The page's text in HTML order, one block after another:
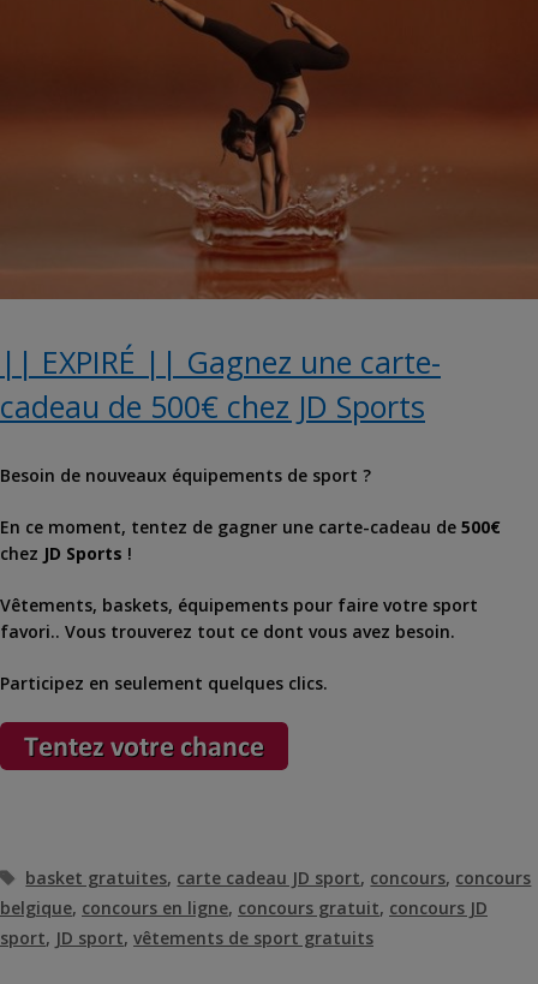
|| EXPIRÉ || Gagnez une carte-
cadeau de 500€ chez JD Sports
Besoin de nouveaux équipements de sport ?
En ce moment, tentez de gagner une carte-cadeau de 500€
chez JD Sports !
Vêtements, baskets, équipements pour faire votre sport
favori.. Vous trouverez tout ce dont vous avez besoin.
Participez en seulement quelques clics.
Étiquettes
basket gratuites, carte cadeau JD sport, concours, concours
belgique, concours en ligne, concours gratuit, concours JD
sport, JD sport, vêtements de sport gratuits